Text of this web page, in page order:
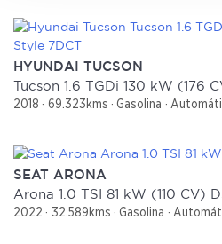
consentimiento en cualquier
de cookies.
Las cookies de este sitio web
el contenido y los anuncios,
información sobre el uso que
nuestros partners de redes
web, quienes pueden
que les haya proporcionado o
HYUNDAI TUCSON
2018 69.323kms Gasolina
SEAT ARONA
Arona 1.0 TSI 81 kW (110 CV)
2022 32.589kms Gasolina